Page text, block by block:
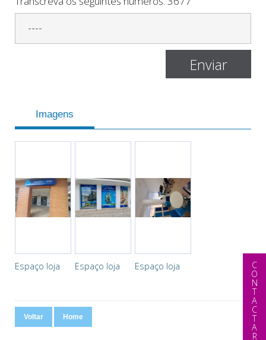
Imagens
Espaço loja Espaço loja Espaço loja
Voltar Home CONTACTAR